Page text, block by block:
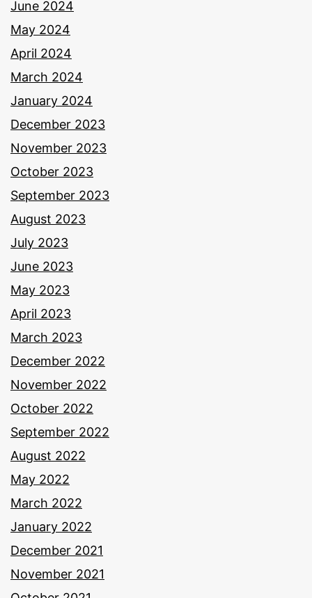
June 2024
May 2024
April 2024
March 2024
January 2024
December 2023
November 2023
October 2023
September 2023
August 2023
July 2023
June 2023
May 2023
April 2023
March 2023
December 2022
November 2022
October 2022
September 2022
August 2022
May 2022
March 2022
January 2022
December 2021
November 2021